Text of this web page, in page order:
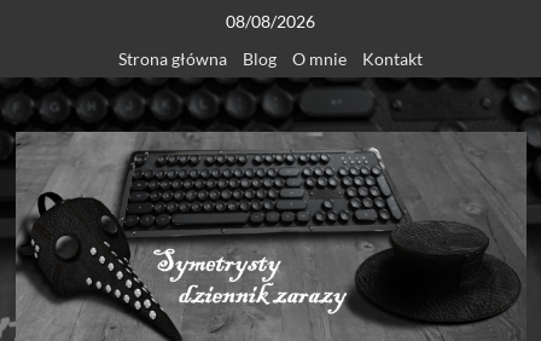
content
08/08/2026
Strona główna
Blog O mnie Kontakt